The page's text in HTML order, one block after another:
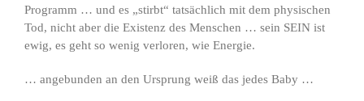
Programm … und es „stirbt“ tatsächlich mit dem physischen
Tod, nicht aber die Existenz des Menschen … sein SEIN ist
ewig, es geht so wenig verloren, wie Energie.
… angebunden an den Ursprung weiß das jedes Baby …